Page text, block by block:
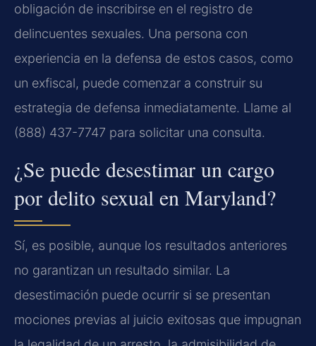
obligación de inscribirse en el registro de
delincuentes sexuales. Una persona con
experiencia en la defensa de estos casos, como
un exfiscal, puede comenzar a construir su
estrategia de defensa inmediatamente. Llame al
(888) 437-7747 para solicitar una consulta.
¿Se puede desestimar un cargo
por delito sexual en Maryland?
Sí, es posible, aunque los resultados anteriores
no garantizan un resultado similar. La
desestimación puede ocurrir si se presentan
mociones previas al juicio exitosas que impugnan